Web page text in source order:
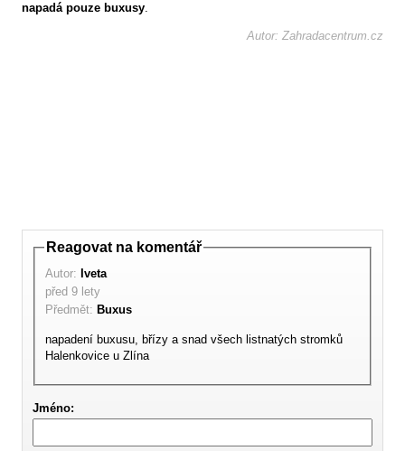
napadá pouze buxusy.
Autor: Zahradacentrum.cz
Reagovat na komentář
Autor: Iveta
před 9 lety
Předmět: Buxus
napadení buxusu, břízy a snad všech listnatých stromků
Halenkovice u Zlína
Jméno: